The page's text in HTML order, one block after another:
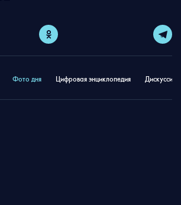
Фото дня Цифровая энциклопедия